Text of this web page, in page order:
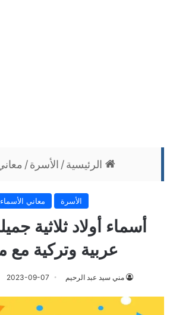
الرئيسية / الأسرة /
الأسرة معاني الأسماء
أسماء أولاد ثلاثية
عربية وتركية مع
مني سيد عبد الرحيم 2023-09-07